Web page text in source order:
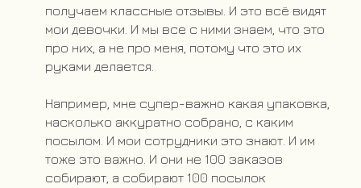
получаем классные отзывы. И это всё видят
мои девочки. И мы все с ними знаем, что это
про них, а не про меня, потому что это их
руками делается.
Например, мне супер-важно какая упаковка,
насколько аккуратно собрано, с каким
посылом. И мои сотрудники это знают. И им
тоже это важно. И они не 100 заказов
собирают, а собирают 100 посылок